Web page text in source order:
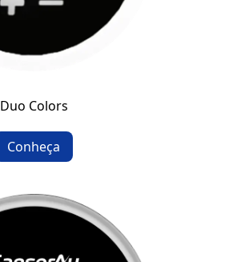
Duo Colors
Conheça